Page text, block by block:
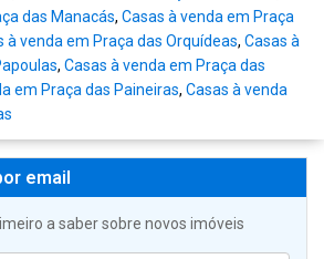
das Manacás, Casas à venda em Praça
à venda em Praça das Orquídeas, Casas à
, Casas à venda em Praça das
em Praça das Paineiras, Casas à venda
email
a saber sobre novos imóveis